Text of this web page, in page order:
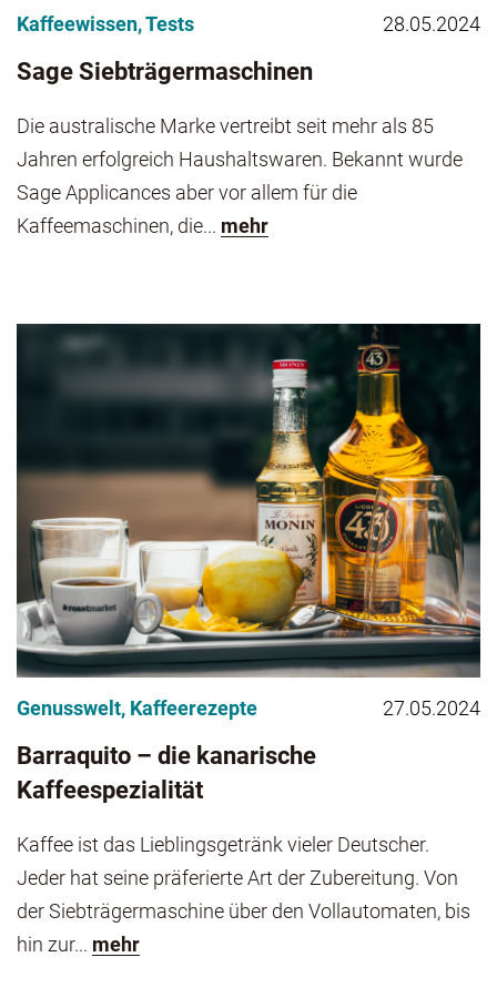
Kaffeewissen,Tests 28.05.2024
Sage Siebträgermaschinen
Die australische Marke vertreibt seit mehr als 85
Jahren erfolgreich Haushaltswaren. Bekannt wurde
Sage Applicances aber vor allem für die
Kaffeemaschinen, die... mehr
Genusswelt, Kaffeerezepte 27.05.2024
Barraquito – die kanarische
Kaffeespezialität
Kaffee ist das Lieblingsgetränk vieler Deutscher.
Jeder hat seine präferierte Art der Zubereitung. Von
der Siebträgermaschine über den Vollautomaten, bis
hin zur... mehr